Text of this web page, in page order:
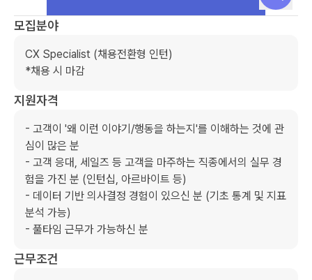
모집분야
CX Specialist (채용전환형 인턴)
*채용 시 마감
지원자격
- 고객이 '왜 이런 이야기/행동을 하는지'를 이해하는 것에 관
심이 많은 분
- 고객 응대, 세일즈 등 고객을 마주하는 직종에서의 실무 경
험을 가진 분 (인턴십, 아르바이트 등)
- 데이터 기반 의사결정 경험이 있으신 분 (기초 통계 및 지표
분석 가능)
- 풀타임 근무가 가능하신 분
근무조건